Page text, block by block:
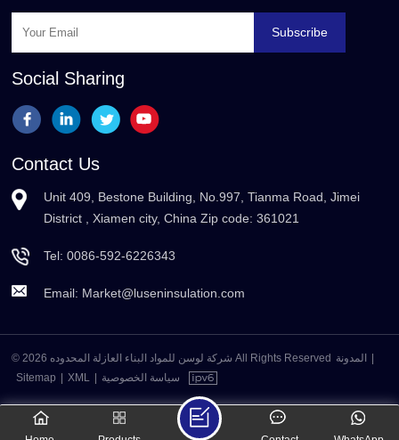
Subscribe
Social Sharing
Contact Us
Unit 409, Bestone Building, No.997, Tianma Road, Jimei
District , Xiamen city, China Zip code: 361021
Tel:0086-592-6226343
Email: Market@luseninsulation.com
© 2026 شركة لوسن للمواد البناء العازلة المحدوده All Rights Reserved المدونة
Sitemap
XML سياسة الخصوصية